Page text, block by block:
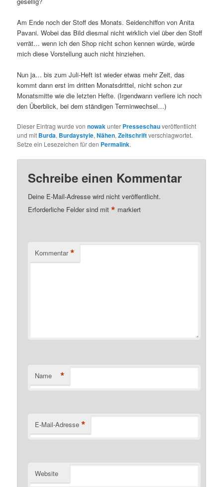
Am Ende noch der Stoff des Monats. Seidenchiffon von Anita
Pavani. Wobei das Bild diesmal nicht wirklich viel über den Stoff
verrät… wenn ich den Shop nicht schon kennen würde, würde
mich diese Vorstellung auch nicht hinziehen.
Nun ja… bis zum Juli-Heft ist wieder etwas mehr Zeit, das
kommt dann erst im dritten Monatsdrittel, nicht schon zur
Monatsmitte wie die letzten Hefte. (Irgendwann verliere ich noch
den Überblick, bei dem ständigen Terminwechsel…)
Dieser Eintrag wurde vonnowakunter Presseschauveröffentlicht
und mit Burda, Burdaystyle,Nähen,Zeitschriftverschlagwortet.
Setze ein Lesezeichen für den Permalink.
Schreibe einen Kommentar
Deine E-Mail-Adresse wird nicht veröffentlicht.
Erforderliche Felder sind mit* markiert
Kommentar *
Name *
E-Mail-Adresse *
Website